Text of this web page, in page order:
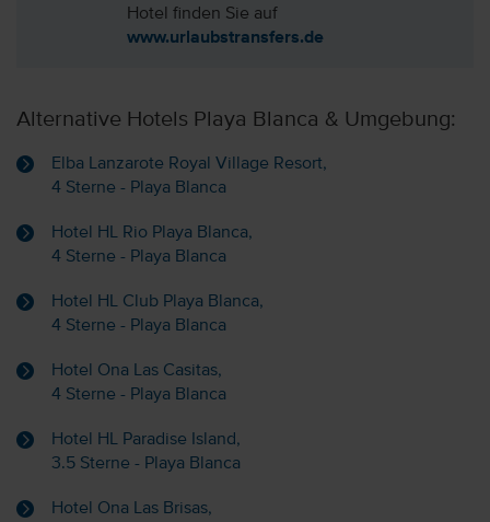
Hotel finden Sie auf
www.urlaubstransfers.de
Alternative Hotels Playa Blanca & Umgebung:
Elba Lanzarote Royal Village Resort,
4 Sterne - Playa Blanca
Hotel HL Rio Playa Blanca,
4 Sterne - Playa Blanca
Hotel HL Club Playa Blanca,
4 Sterne - Playa Blanca
Hotel Ona Las Casitas,
4 Sterne - Playa Blanca
Hotel HL Paradise Island,
3.5 Sterne - Playa Blanca
Hotel Ona Las Brisas,